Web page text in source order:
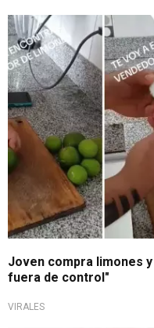
¡Adiós a sus ahorros!
Joven compra limones
fuera de control"
VIRALES